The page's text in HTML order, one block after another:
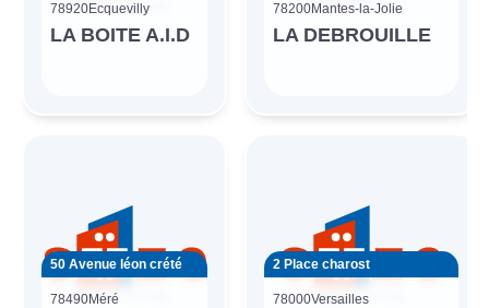
78920Ecquevilly
LA BOITE A.I.D
78200Mantes-la-Jolie
LA DEBROUILLE
50 Avenue léon crété
78490Méré
2 Place charost
78000Versailles